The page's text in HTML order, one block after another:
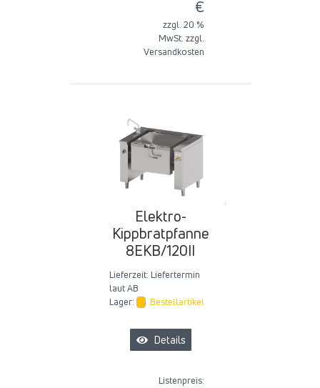
€
zzgl. 20 %
MwSt. zzgl.
Versandkosten
Elektro-
Kippbratpfanne
8EKB/120II
Lieferzeit: Liefertermin
laut AB
Lager:
Bestellartikel
Details
Listenpreis: